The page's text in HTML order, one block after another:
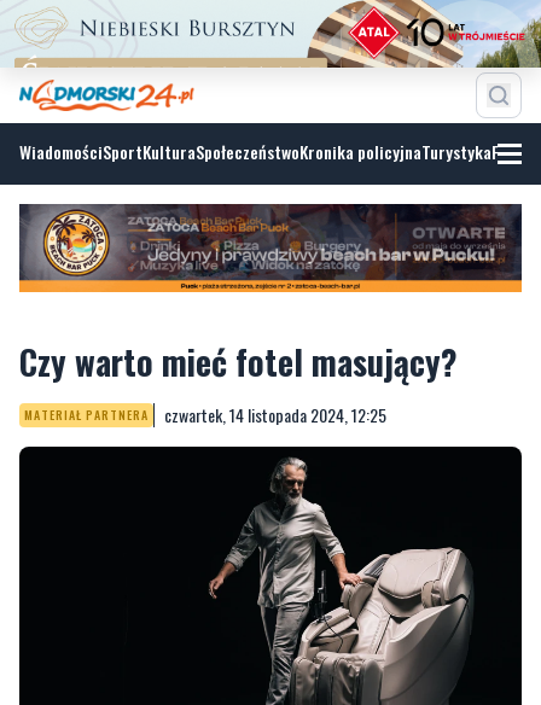
WiadomościSportKulturaSpołeczeństwoKronika policyjnaTurystyka
Czy warto mieć fotel masujący?
MATERIAŁ PARTNERA